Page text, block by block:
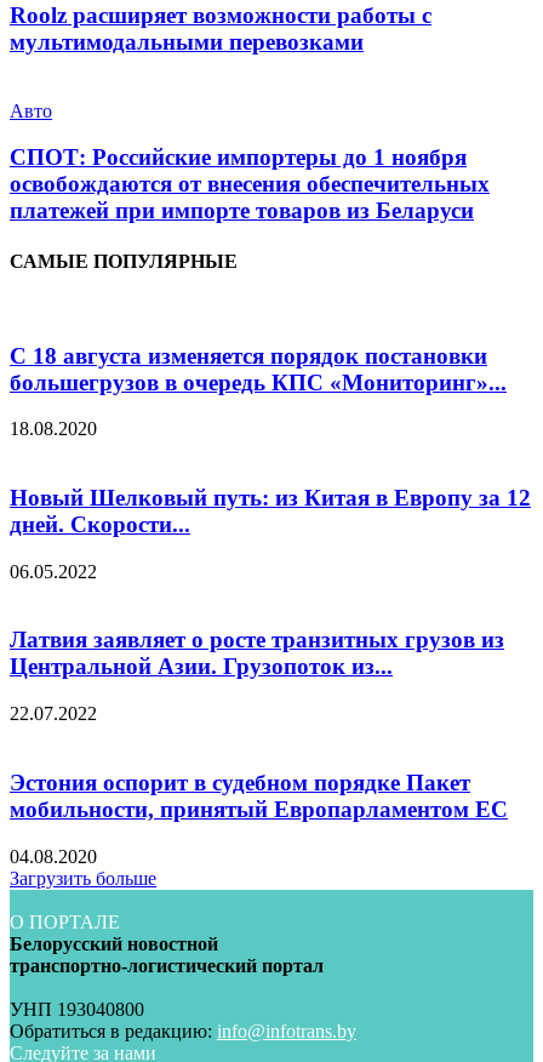
Roolz расширяет возможности работы с
мультимодальными перевозками
Авто
СПОТ: Российские импортеры до 1 ноября
освобождаются от внесения обеспечительных
платежей при импорте товаров из Беларуси
САМЫЕ ПОПУЛЯРНЫЕ
С 18 августа изменяется порядок постановки
большегрузов в очередь КПС «Мониторинг»...
18.08.2020
Новый Шелковый путь: из Китая в Европу за 12
дней. Скорости...
06.05.2022
Латвия заявляет о росте транзитных грузов из
Центральной Азии. Грузопоток из...
22.07.2022
Эстония оспорит в судебном порядке Пакет
мобильности, принятый Европарламентом ЕС
04.08.2020
Загрузить больше
О ПОРТАЛЕ
Белорусский новостной
транспортно-логистический портал
УНП 193040800
Обратиться в редакцию: info@infotrans.bу
Следуйте за нами